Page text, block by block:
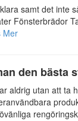
samt det inte
Fönsterbrädor
Mer
den bästa
aldrig utan att ta